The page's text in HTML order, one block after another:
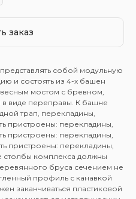
заказ
собой модульную
и состоять из 4-х башен
мостом с бревном,
виде переправы. К башне
трап, перекладины,
пристроены: перекладины,
пристроены: перекладины,
пристроены: перекладины,
комплекса должны
бруса сечением не
профиль с канавкой
заканчиваться пластиковой